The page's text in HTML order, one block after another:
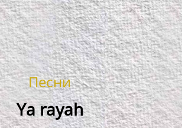
Песни
Ya rayah